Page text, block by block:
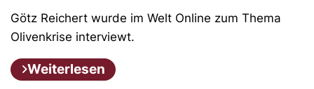
Götz Reichert wurde im Welt Online zum Thema
Olivenkrise interviewt.
Weiterlesen